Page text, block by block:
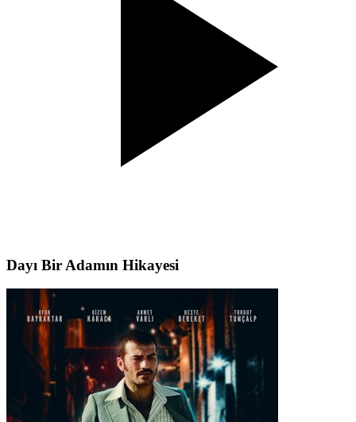
Dayı Bir Adamın Hikayesi